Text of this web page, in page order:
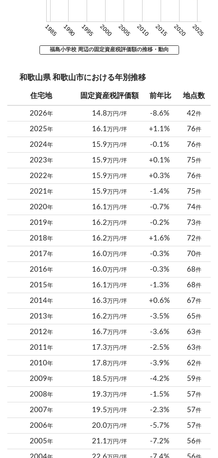
1985 1990 1995 2000 2005 2010 2015 2020 2025
福島小学校 周辺の固定資産税評価額の推移・動向
和歌山県 和歌山市における年別推移
住宅地 固定資産税評価額 前年比 地点数
2026年 14.8 万円/坪 -8.6% 42件
2025年 16.1 万円/坪 +1.1% 76件
2024年 15.9 万円/坪 -0.1% 76件
2023年 15.9 万円/坪 +0.1% 75件
2022年 15.9 万円/坪 +0.3% 76件
2021年 15.9 万円/坪 -1.4% 75件
2020年 16.1 万円/坪 -0.7% 74件
2019年 16.2 万円/坪 -0.2% 73件
2018年 16.2 万円/坪 +1.6% 72件
2017年 16.0万円/坪 -0.3% 70件
2016年 16.0万円/坪 -0.3% 68件
2015年 16.1 万円/坪 -1.3% 68件
2014年 16.3 万円/坪 +0.6% 67件
2013年 16.2 万円/坪 -3.5% 65件
2012年 16.7 万円/坪 -3.6% 63件
2011年 17.3 万円/坪 -2.5% 63件
2010年 17.8 万円/坪 -3.9% 62件
2009年 18.5 万円/坪 -4.2% 59件
2008年 19.3 万円/坪 -1.5% 57件
2007年 19.5 万円/坪 -2.3% 57件
2006年 20.0万円/坪 -5.7% 57件
2005年 21.1 万円/坪 -7.2% 56件